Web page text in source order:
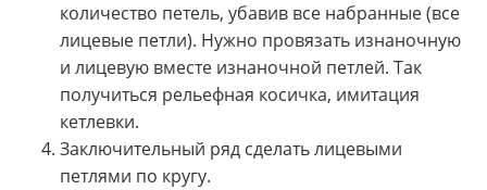
количество петель, убавив все набранные (все
лицевые петли). Нужно провязать изнаночную
и лицевую вместе изнаночной петлей. Так
получиться рельефная косичка, имитация
кетлевки.
Заключительный ряд сделать лицевыми
петлями по кругу.